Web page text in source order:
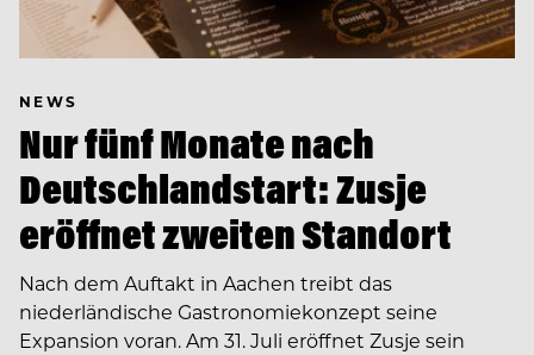
NEWS
Nur fünf Monate nach
Deutschlandstart: Zusje
eröffnet zweiten Standort
Nach dem Auftakt in Aachen treibt das
niederländische Gastronomiekonzept seine
Expansion voran. Am 31. Juli eröffnet Zusje sein